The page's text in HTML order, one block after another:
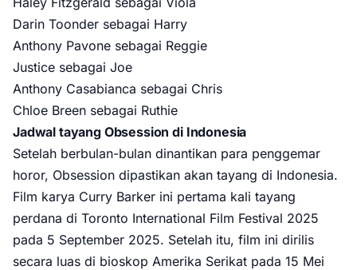
Darin Toonder sebagai Harry
Anthony Pavone sebagai Reggie
Justice sebagai Joe
Anthony Casabianca sebagai Chris
Chloe Breen sebagai Ruthie
Jadwal tayang Obsession di Indonesia
Setelah berbulan-bulan dinantikan para penggemar
horor, Obsession dipastikan akan tayang di Indonesia.
Film karya Curry Barker ini pertama kali tayang
perdana di Toronto International Film Festival 2025
pada 5 September 2025. Setelah itu, film ini dirilis
secara luas di bioskop Amerika Serikat pada 15 Mei